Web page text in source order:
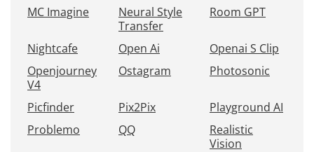
MC Imagine
Neural Style
Transfer
Room GPT
Nightcafe Open Ai
Openai S Clip
Openjourney
V4
Ostagram Photosonic
Picfinder Pix2Pix
Playground AI
Problemo
QQ
Realistic
Vision